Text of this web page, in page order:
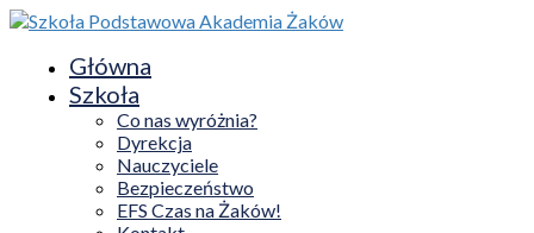
Główna
Szkoła
Co nas wyróżnia?
Dyrekcja
Nauczyciele
Bezpieczeństwo
EFS Czas na Żaków!